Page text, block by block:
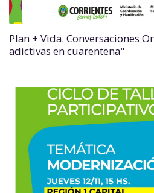
Plan + Vida. Conversaciones
adictivas en cuarentena"